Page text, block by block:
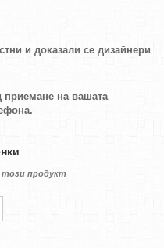
и доказали се дизайнери
приемане на вашата
този продукт